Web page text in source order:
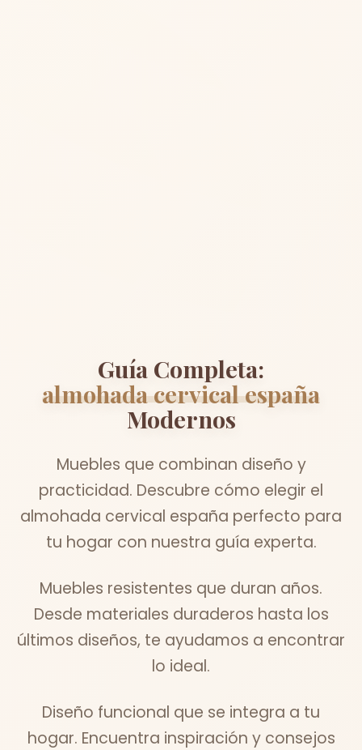
Guía Completa:
almohada cervical españa
Modernos
Muebles que combinan diseño y
practicidad. Descubre cómo elegir el
almohada cervical españa perfecto para
tu hogar con nuestra guía experta.
Muebles resistentes que duran años.
Desde materiales duraderos hasta los
últimos diseños, te ayudamos a encontrar
lo ideal.
Diseño funcional que se integra a tu
hogar. Encuentra inspiración y consejos